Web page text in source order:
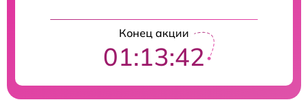
Конец акции
01:13:41